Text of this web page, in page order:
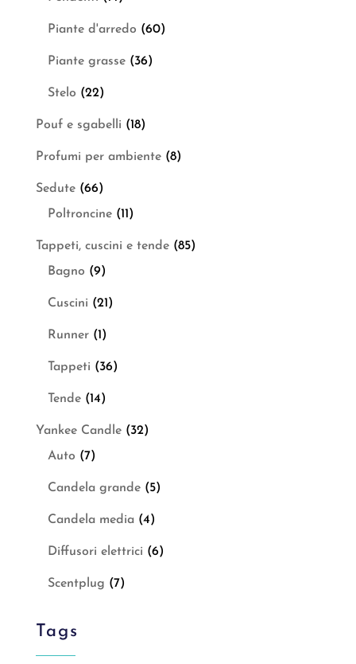
Piante d'arredo (60)
Piante grasse (36)
Stelo (22)
Pouf e sgabelli (18)
Profumi per ambiente (8)
Sedute (66)
Poltroncine (11)
Tappeti, cuscini e tende (85)
Bagno (9)
Cuscini (21)
Runner (1)
Tappeti (36)
Tende (14)
Yankee Candle (32)
Auto (7)
Candela grande (5)
Candela media (4)
Diffusori elettrici (6)
Scentplug (7)
Tags